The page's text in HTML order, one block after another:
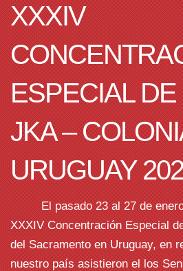
XXXIV
ESPECIAL
JKA –
URUGUAY
El pasado 23 al 27 de enero
XXXIV Concentración Especial
del Sacramento en Uruguay, en
nuestro país asistieron el los